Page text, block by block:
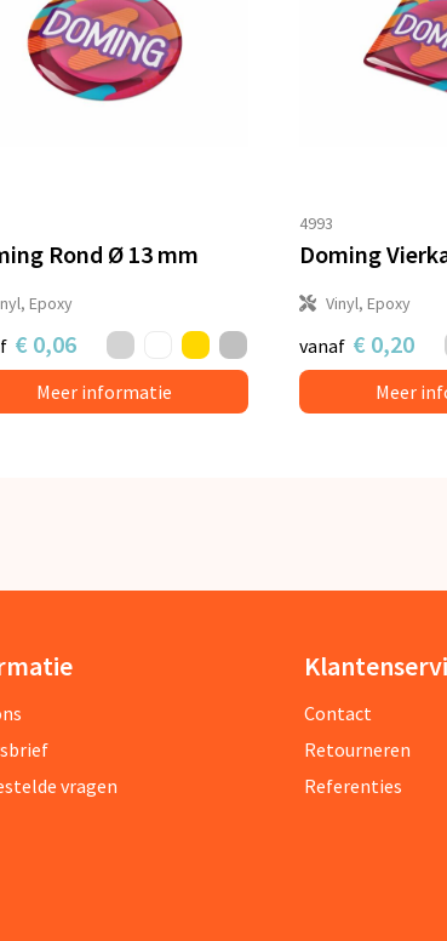
Rond Ø 13 mm
Epoxy
€ 0,06
Meer informatie
4993
Doming
Vinyl, Epoxy
vanaf € 0,20
Meer
vragen
Contact
Retourneren
Referenties